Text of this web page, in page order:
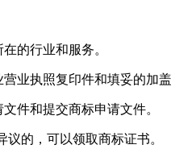
的行业和服务。
执照复印件和填妥的加盖
件和提交商标申请文件。
的，可以领取商标证书。